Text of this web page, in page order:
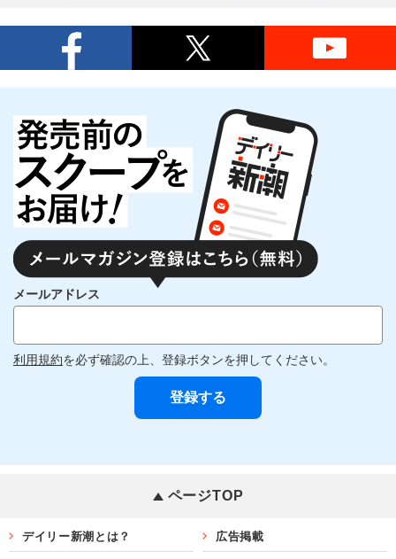
メールアドレス
利用規約を必ず確認の上、登録ボタンを押してください。
ページTOP
デイリー新潮とは？ 広告掲載